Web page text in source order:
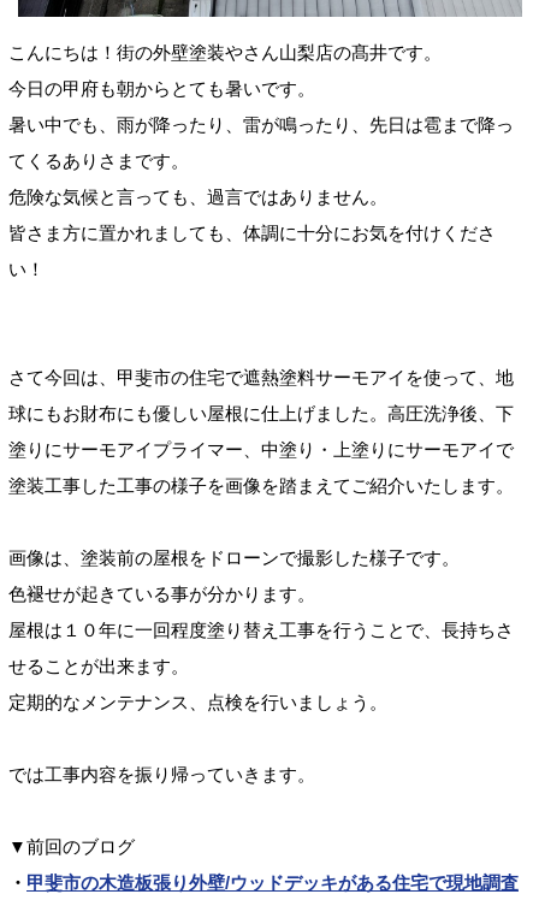
こんにちは！街の外壁塗装やさん山梨店の髙井です。
今日の甲府も朝からとても暑いです。
暑い中でも、雨が降ったり、雷が鳴ったり、先日は雹まで降っ
てくるありさまです。
危険な気候と言っても、過言ではありません。
皆さま方に置かれましても、体調に十分にお気を付けくださ
い！
さて今回は、甲斐市の住宅で遮熱塗料サーモアイを使って、地
球にもお財布にも優しい屋根に仕上げました。高圧洗浄後、下
塗りにサーモアイプライマー、中塗り・上塗りにサーモアイで
塗装工事した工事の様子を画像を踏まえてご紹介いたします。
画像は、塗装前の屋根をドローンで撮影した様子です。
色褪せが起きている事が分かります。
屋根は１０年に一回程度塗り替え工事を行うことで、長持ちさ
せることが出来ます。
定期的なメンテナンス、点検を行いましょう。
では工事内容を振り帰っていきます。
▼前回のブログ
・ 甲斐市の木造板張り外壁/ウッドデッキがある住宅で現地調査